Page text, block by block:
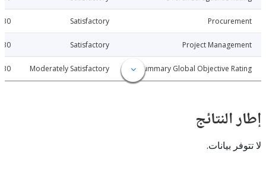
Satisfactory
2009-08-30
Project
Satisfactory
2009-08-30
Summary Global Objective
Moderately Satisfactory
2009-08-30
بيانات.